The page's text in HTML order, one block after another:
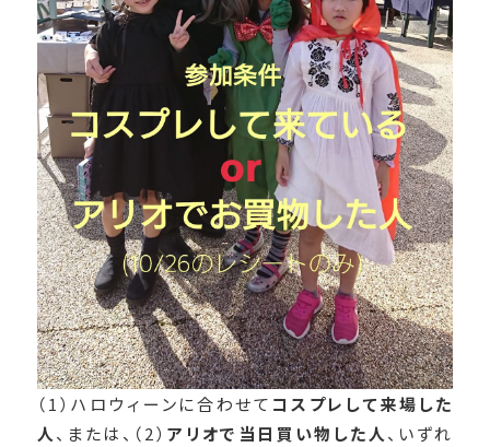
（1）ハロウィーンに合わせて コスプレして来場した
人、または、（2）アリオで当日買い物した人、いずれ